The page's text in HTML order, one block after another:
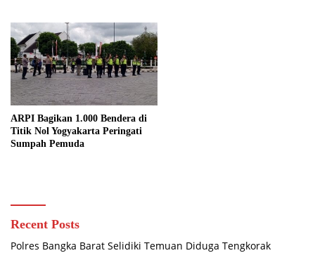
ARPI Bagikan 1.000 Bendera di
Titik Nol Yogyakarta Peringati
Sumpah Pemuda
Recent Posts
Polres Bangka Barat Selidiki Temuan Diduga Tengkorak